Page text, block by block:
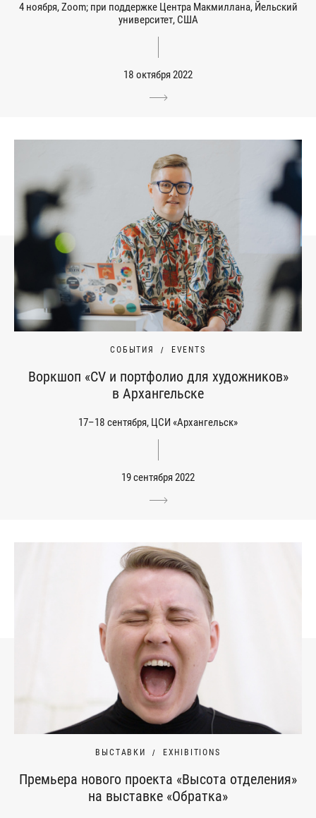
4 ноября, Zoom; при поддержке Центра Макмиллана, Йельский
университет, США
18 октября 2022
СОБЫТИЯ EVENTS
Воркшоп «CV и портфолио для художников»
в Архангельске
17–18 сентября, ЦСИ «Архангельск»
19 сентября 2022
ВЫСТАВКИ EXHIBITIONS
Премьера нового проекта «Высота отделения»
на выставке «Обратка»